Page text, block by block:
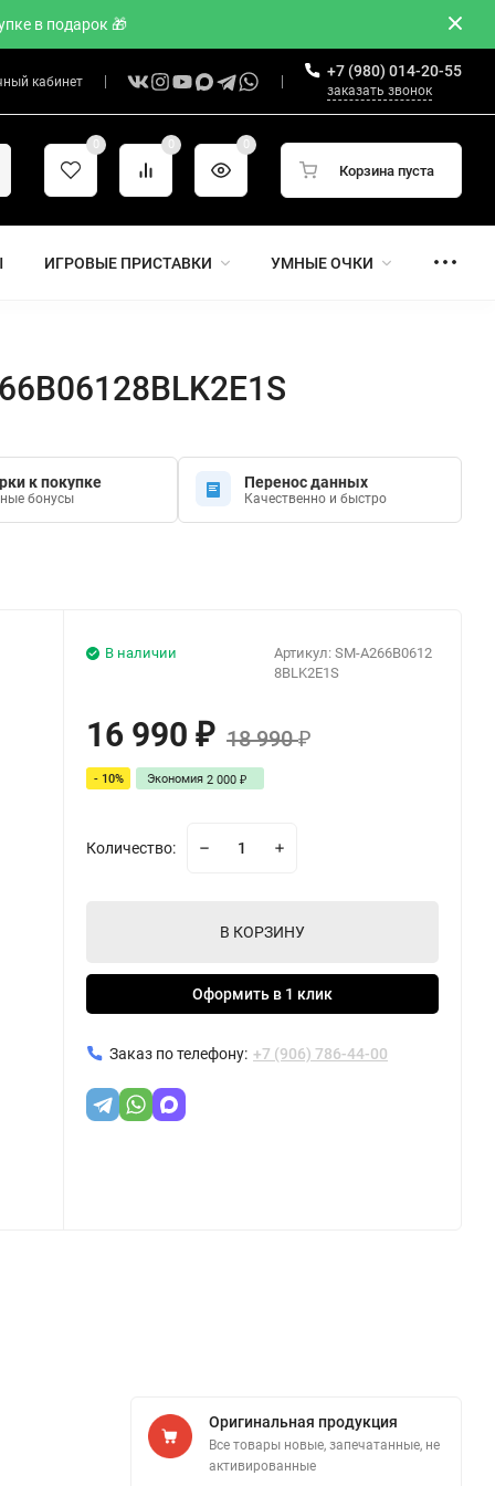
в подарок 🎁
кабинет
+7 (980) 014-20-55
заказать звонок
0 0 0
Корзина пуста
ИГРОВЫЕ ПРИСТАВКИ УМНЫЕ ОЧКИ
к покупке
бонусы
Перенос данных
Качественно и быстро
Артикул: SM-A266B0612
8BLK2E1S
В наличии
16 990₽ 18 990₽
- 10% Экономия2 000₽
Количество:
В КОРЗИНУ
Оформить в 1 клик
Заказ по телефону: +7 (906) 786-44-00
Оригинальная продукция
Все товары новые, запечатанные, не
активированные